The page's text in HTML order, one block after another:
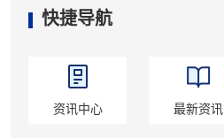
快捷导航
资讯中心 最新资讯